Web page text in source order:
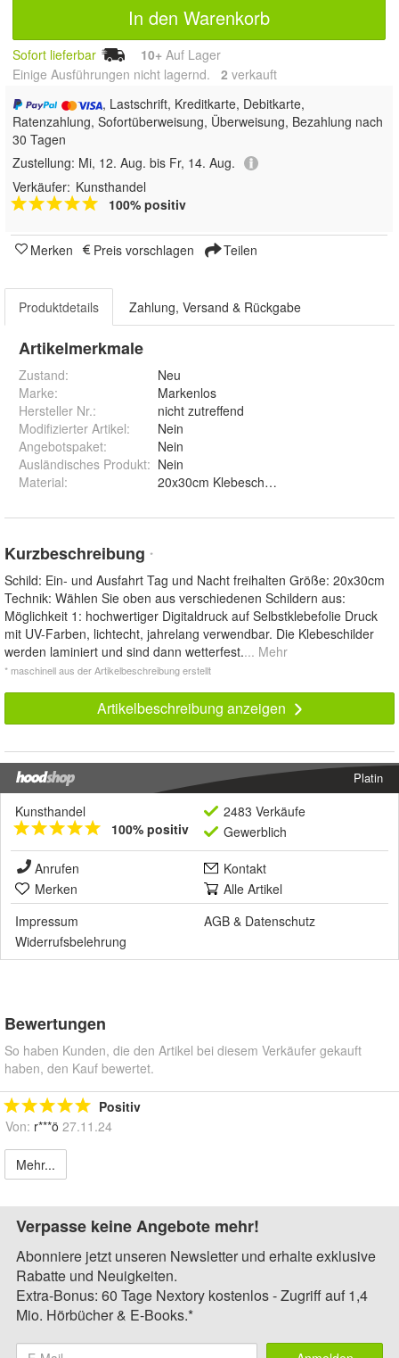
In den Warenkorb
Sofort lieferbar 10+ Auf Lager
Einige Ausführungen nicht lagernd. 2 verkauft
, Lastschrift, Kreditkarte, Debitkarte,
Ratenzahlung, Sofortüberweisung, Überweisung, Bezahlung nach
30 Tagen
Zustellung: Mi, 12. Aug. bis Fr, 14. Aug.
Verkäufer: Kunsthandel
100% positiv
Merken Preis vorschlagen Teilen
Produktdetails Zahlung, Versand & Rückgabe
Artikelmerkmale
Zustand:
Neu
Marke:
Markenlos
Hersteller Nr.:
nicht zutreffend
Modifizierter Artikel:
Nein
Angebotspaket:
Nein
Ausländisches Produkt: Nein
Material:
Kurzbeschreibung *
Schild: Ein- und Ausfahrt Tag und Nacht freihalten Größe: 20x30cm
Technik: Wählen Sie oben aus verschiedenen Schildern aus:
Möglichkeit 1: hochwertiger Digitaldruck auf Selbstklebefolie Druck
mit UV-Farben, lichtecht, jahrelang verwendbar. Die Klebeschilder
werden laminiert und sind dann wetterfest.... Mehr
* maschinell aus der Artikelbeschreibung erstellt
Artikelbeschreibung anzeigen
Platin
Kunsthandel
100% positiv
2483 Verkäufe
Gewerblich
Anrufen
Kontakt
Merken
Alle Artikel
Impressum
AGB & Datenschutz
Widerrufsbelehrung
Bewertungen
So haben Kunden, die den Artikel bei diesem Verkäufer gekauft
haben, den Kauf bewertet.
Positiv
Von: r***ö 27.11.24
Mehr...
Verpasse keine Angebote mehr!
Abonniere jetzt unseren Newsletter und erhalte exklusive
Rabatte und Neuigkeiten.
Extra-Bonus: 60 Tage Nextory kostenlos - Zugriff auf 1,4
Mio. Hörbücher & E-Books.*